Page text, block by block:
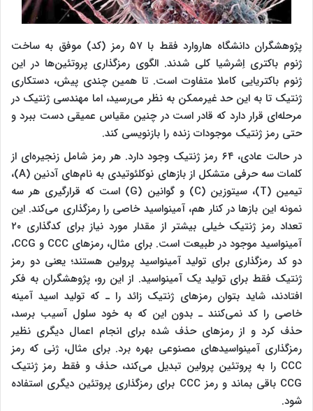
پژوهشگران دانشگاه هاروارد فقط با ۵۷ رمز (کد) موفق به ساخت
ژنوم باکتری اِشرشیا کلی شدند. الگوی رمزگذاری پروتئین‌ها در این
ژنوم باکتریایی کاملا متفاوت است. تا همین چندی پیش، دستکاری
ژنتیک تا به این حد غیرممکن به نظر می‌رسید، اما مهندسی ژنتیک در
مرحله‌ای قرار دارد که قادر است در چنین مقیاس عمیقی دست ببرد و
حتی رمز ژنتیک موجودات زنده را بازنویسی کند.
در حالت عادی، ۶۴ رمز ژنتیک وجود دارد. هر رمز شامل زنجیره‌ای از
کلمات سه حرفی متشکل از بازهای نوکلئوتیدی به نام‌های آدنین (A)،
تیمین (T)، سیتوزین (C) و گوانین (G) است که قرارگیری هر سه
نمونه این بازها در کنار هم، آمینواسید خاصی را رمزگذاری می‌کند. این
تعداد رمز ژنتیک خیلی بیشتر از مقدار مورد نیاز برای کدگذاری ۲۰
آمینواسید موجود در طبیعت است. برای مثال، رمزهای CCC و CCG،
دو کد رمزگذاری برای تولید آمینواسید پرولین هستند؛ یعنی دو رمز
ژنتیک فقط برای تولید یک آمینواسید. از این رو، پژوهشگران به فکر
افتادند،‌ شاید بتوان رمزهای ژنتیک زائد را ـ که تولید اسید آمینه
خاصی را کد نمی‌کنند ـ بدون این که به خود سلول آسیب برسد،
حذف کرد و از رمزهای حذف شده برای انجام اعمال دیگری نظیر
رمزگذاری آمینواسیدهای مصنوعی بهره برد. برای مثال، ژنی که رمز
CCC را به پروتئین پرولین تبدیل می‌کند،‌ حذف و فقط رمز ژنتیک
CCG باقی بماند و رمز CCC برای رمزگذاری پروتئین دیگری استفاده
شود.